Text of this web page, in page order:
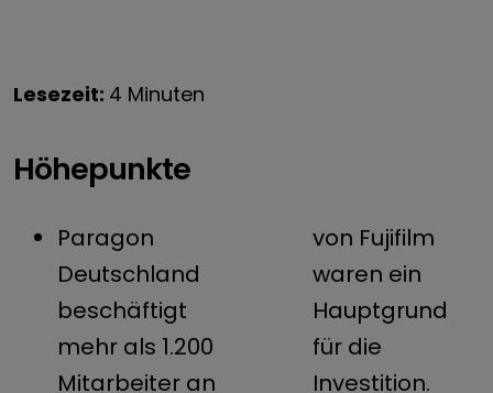
Lesezeit: 4 Minuten
Höhepunkte
Paragon
Deutschland
beschäftigt
mehr als 1.200
Mitarbeiter an
von Fujifilm
waren ein
Hauptgrund
für die
Investition.